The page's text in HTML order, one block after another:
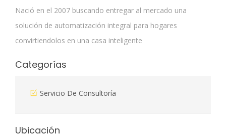
Nació en el 2007 buscando entregar al mercado una
solución de automatización integral para hogares
convirtiendolos en una casa inteligente
Categorías
Servicio De Consultoría
Ubicación